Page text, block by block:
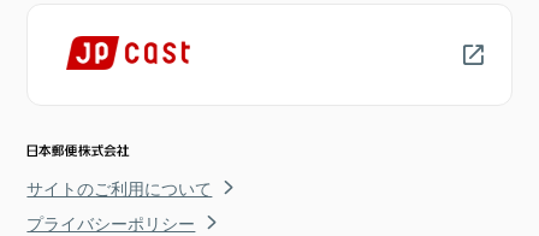
サイトのご利用について
プライバシーポリシー